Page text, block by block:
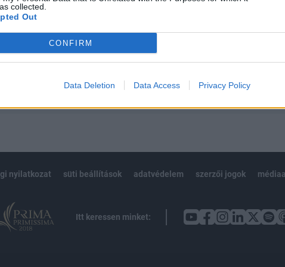
collected.
Out
CONFIRM
Data Deletion Data Access Privacy Policy
BÉT elmúlt 2 év napon belüli
Előfizetés
nyilatkozat süti beállítások adatvédelem szerzői jogok
Itt keressen minket: